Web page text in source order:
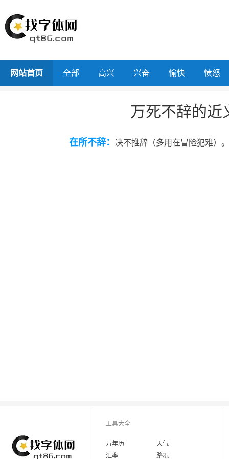
网站首页 全部 高兴 兴奋 愉快 愤怒
万死不辞的近
在所不辞： 决不推辞（多用在冒险犯难）
工具大全
万年历
天气
汇率
路况